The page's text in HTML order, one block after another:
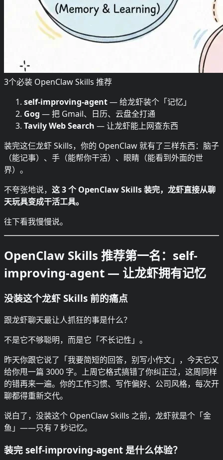
3个必装 OpenClaw Skills 推荐
self-improving-agent— 给龙虾装个「记忆」
Gog — 把 Gmail、日历、云盘全打通
Tavily Web Search — 让龙虾能上网查东西
装完这仨龙虾 Skills，你的 OpenClaw 就有了三样东西：脑子
（能记事）、手（能帮你干活）、眼睛（能看到外面的世
界）。
不夸张地说， 这 3 个 OpenClaw Skills 装完，龙虾直接从聊
天玩具变成干活工具。
往下看我慢慢说。
OpenClaw Skills 推荐第一名：self-
improving-agent — 让龙虾拥有记忆
没装这个龙虾 Skills 前的痛点
跟龙虾聊天最让人抓狂的事是什么？
不是它不够聪明，而是它「不长记性」。
昨天你跟它说了「我要简短的回答，别写小作文」，今天它又
给你甩一篇 3000 字。上周它格式搞错了你纠正过，这周同样
的错再来一遍。你的工作习惯、写作偏好、公司风格，每次开
聊都得重新交代。
说白了，没装这个 OpenClaw Skills 之前，龙虾就是个「金
鱼」——只有 7 秒记忆。
装完 self-improving-agent 是什么体验？